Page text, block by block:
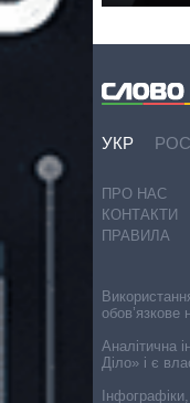
УКР РОС
ПРО НАС
КОНТАКТИ
ПРАВИЛА
обов’язкове
Аналітична
Діло» і є